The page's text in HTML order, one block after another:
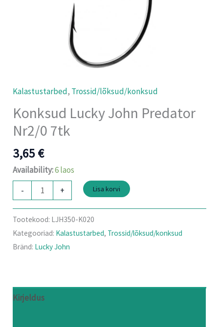
Kalastustarbed, Trossid/lõksud/konksud
Konksud Lucky John Predator
Nr2/0 7tk
3,65€
Availability:6 laos
-
+ Lisa korvi
Tootekood: LJH350-K020
Kategooriad: Kalastustarbed, Trossid/lõksud/konksud
Bränd: Lucky John
Kirjeldus